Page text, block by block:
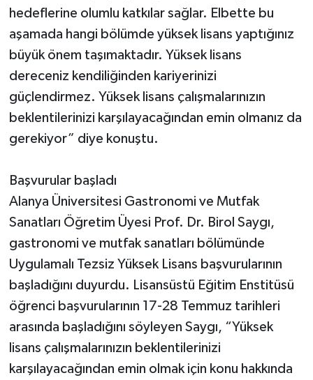
hedeflerine olumlu katkılar sağlar. Elbette bu
aşamada hangi bölümde yüksek lisans yaptığınız
büyük önem taşımaktadır. Yüksek lisans
dereceniz kendiliğinden kariyerinizi
güçlendirmez. Yüksek lisans çalışmalarınızın
beklentilerinizi karşılayacağından emin olmanız da
gerekiyor” diye konuştu.
Başvurular başladı
Alanya Üniversitesi Gastronomi ve Mutfak
Sanatları Öğretim Üyesi Prof. Dr. Birol Saygı,
gastronomi ve mutfak sanatları bölümünde
Uygulamalı Tezsiz Yüksek Lisans başvurularının
başladığını duyurdu. Lisansüstü Eğitim Enstitüsü
öğrenci başvurularının 17-28 Temmuz tarihleri
arasında başladığını söyleyen Saygı, “Yüksek
lisans çalışmalarınızın beklentilerinizi
karşılayacağından emin olmak için konu hakkında